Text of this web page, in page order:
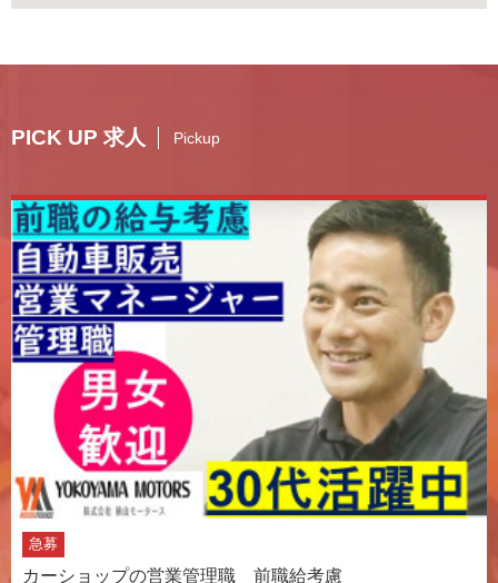
PICK UP 求人 Pickup
急募
カーショップの営業管理職 前職給考慮